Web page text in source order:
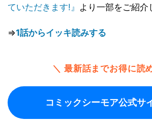
ていただきます!』 より一部をご紹介
⇒1話からイッキ読みする
＼ 最新話までお得に読
コミックシーモア公式サ